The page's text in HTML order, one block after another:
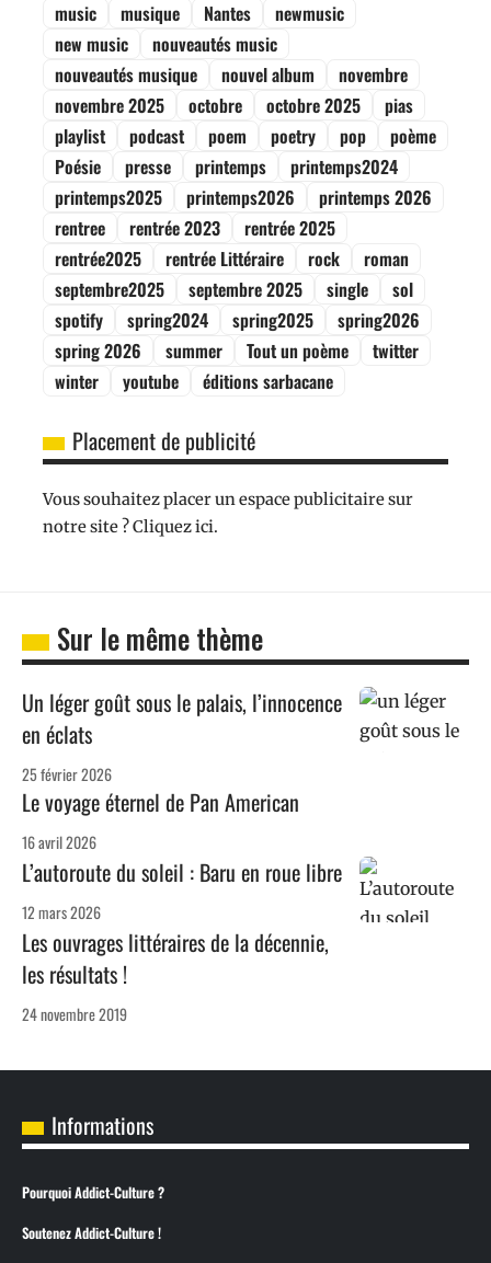
music
musique Nantes
newmusic
new music
nouveautés music
nouveautés musique
nouvel album
novembre
novembre 2025
octobre octobre 2025
pias
playlist
podcast poem poetry pop
poème
Poésie
presse printemps
printemps2024
printemps2025
printemps2026
printemps 2026
rentree
rentrée 2023
rentrée 2025
rentrée2025
rentrée Littéraire rock
roman
septembre2025
septembre 2025 single
sol
spotify
spring2024 spring2025
spring2026
spring 2026
summer Tout un poème
twitter
winter
youtube éditions sarbacane
Placement de publicité
Vous souhaitez placer un espace publicitaire sur
notre site ? Cliquez ici.
Sur le même thème
Un léger goût sous le palais, l’innocence
en éclats
25 février 2026
Le voyage éternel de Pan American
16 avril 2026
L’autoroute du soleil : Baru en roue libre
12 mars 2026
Les ouvrages littéraires de la décennie,
les résultats !
24 novembre 2019
Informations
Pourquoi Addict-Culture ?
Soutenez Addict-Culture !